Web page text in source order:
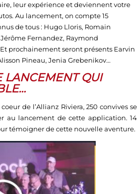
leur expérience et deviennent votre
Au lancement, on compte 15
de tous : Hugo Lloris, Romain
Fernandez, Raymond
prochainement seront présents Earvin
Pineau, Jenia Grebenikov…
LANCEMENT QUI
de l’Allianz Riviera, 250 convives se
au lancement de cette application. 14
témoigner de cette nouvelle aventure.